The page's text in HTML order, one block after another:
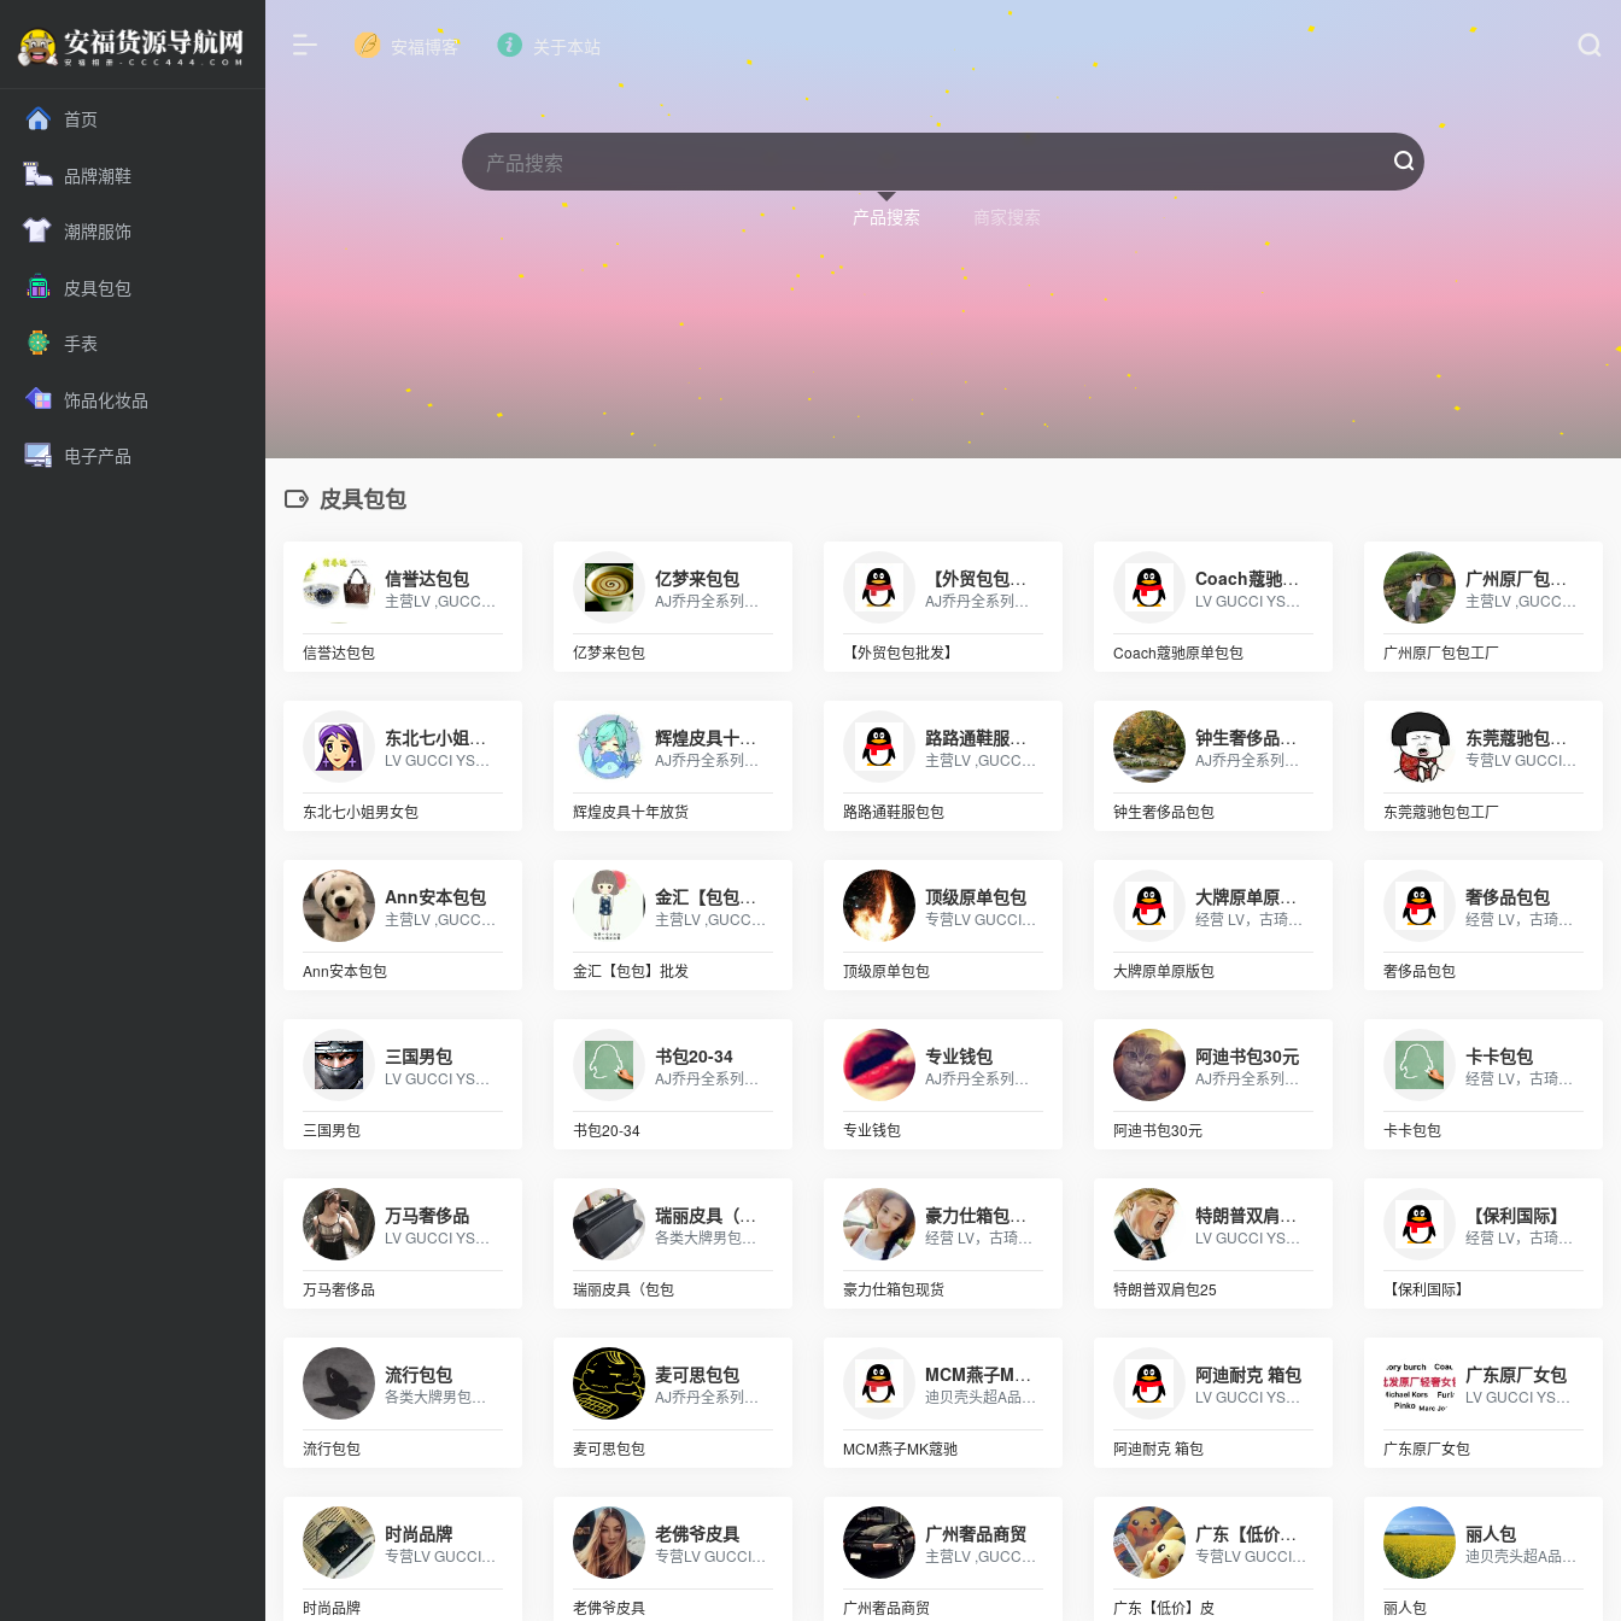
首页
品牌潮鞋
潮牌服饰
皮具包包
手表
饰品化妆品
电子产品
安福博客 关于本站
产品搜索 商家搜索
皮具包包
信誉达包包
信誉达包包
亿梦来包包
亿梦来包包
【外贸包包批发】
【外贸包包批发】
Coach蔻驰原单包包
Coach蔻驰原单包包
广州原厂包包工厂
广州原厂包包工厂
东北七小姐男女包
东北七小姐男女包
辉煌皮具十年放货
辉煌皮具十年放货
路路通鞋服包包
路路通鞋服包包
钟生奢侈品包包
钟生奢侈品包包
东莞蔻驰包包工厂
东莞蔻驰包包工厂
Ann安本包包
Ann安本包包
金汇【包包】批发
金汇【包包】批发
顶级原单包包
顶级原单包包
大牌原单原版包
大牌原单原版包
奢侈品包包
奢侈品包包
三国男包
三国男包
书包20-34
书包20-34
专业钱包
专业钱包
阿迪书包30元
阿迪书包30元
卡卡包包
卡卡包包
万马奢侈品
万马奢侈品
瑞丽皮具（包包
瑞丽皮具（包包
豪力仕箱包现货
豪力仕箱包现货
特朗普双肩包25
特朗普双肩包25
【保利国际】
【保利国际】
流行包包
流行包包
麦可思包包
麦可思包包
MCM燕子MK蔻驰
MCM燕子MK蔻驰
阿迪耐克 箱包
阿迪耐克 箱包
广东原厂女包
广东原厂女包
时尚品牌
时尚品牌
老佛爷皮具
老佛爷皮具
广州奢品商贸
广州奢品商贸
广东【低价】皮
广东【低价】皮
丽人包
丽人包